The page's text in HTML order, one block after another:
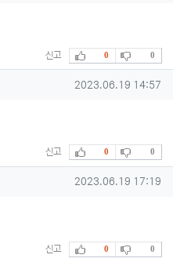
신고 추천
0 비추천
0
작성일
2023.06.19 14:57
신고 추천
0 비추천
0
작성일
2023.06.19 17:19
신고 추천
0 비추천
0